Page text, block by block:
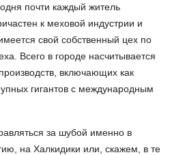
почти каждый житель
к меховой индустрии и
свой собственный цех по
Всего в городе насчитывается
включающих как
гигантов с международным
за шубой именно в
на Халкидики или, скажем, в те